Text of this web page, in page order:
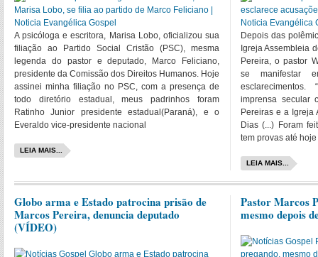
A psicóloga e escritora, Marisa Lobo, oficializou sua
filiação ao Partido Social Cristão (PSC), mesma
legenda do pastor e deputado, Marco Feliciano,
presidente da Comissão dos Direitos Humanos. Hoje
assinei minha filiação no PSC, com a presença de
todo diretório estadual, meus padrinhos foram
Ratinho Junior presidente estadual(Paraná), e o
Everaldo vice-presidente nacional
LEIA MAIS...
Depois das
Igreja Assembleia
Pereira, o pastor
se manifestar
imprensa secular
Pereiras e a Igreja
Dias (...) Foram
tem provas até hoje
LEIA MAIS...
Globo arma e Estado patrocina prisão de
Marcos Pereira, denuncia deputado
(VÍDEO)
Pastor Marcos
mesmo depois